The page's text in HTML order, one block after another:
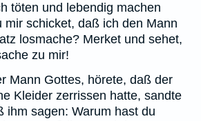
töten und lebendig machen
mir schicket, daß ich den Mann
losmache? Merket und sehet,
zu mir!
Mann Gottes, hörete, daß der
Kleider zerrissen hatte, sandte
ihm sagen: Warum hast du